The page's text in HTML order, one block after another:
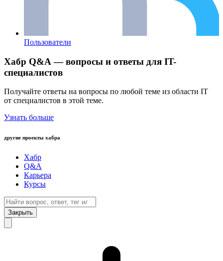
Пользователи
Хабр Q&A — вопросы и ответы для IT-
специалистов
Получайте ответы на вопросы по любой теме из области IT
от специалистов в этой теме.
Узнать больше
другие проекты хабра
Хабр
Q&A
Карьера
Курсы
Закрыть